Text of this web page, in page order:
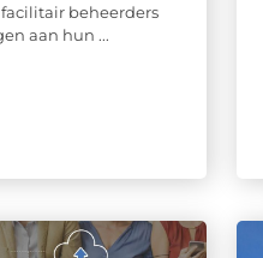
beheerders
aan hun ...